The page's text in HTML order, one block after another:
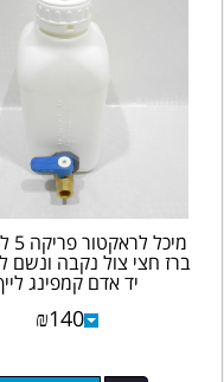
ברז חצי צול נקבה ונשם
יד אדם קמפינג
₪140